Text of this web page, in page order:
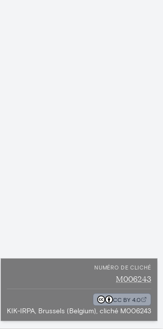
NUMÉRO DE CLICHÉ
M006243
CC BY 4.0
KIK-IRPA, Brussels (Belgium), cliché M006243